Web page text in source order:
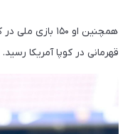
قهرمانی در کوپا آمریکا رسید‌.